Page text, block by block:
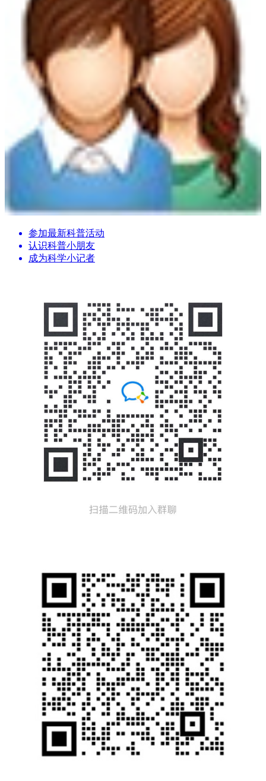
参加最新科普活动
认识科普小朋友
成为科学小记者